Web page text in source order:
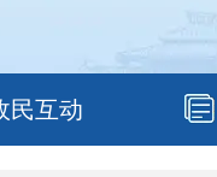
民互动